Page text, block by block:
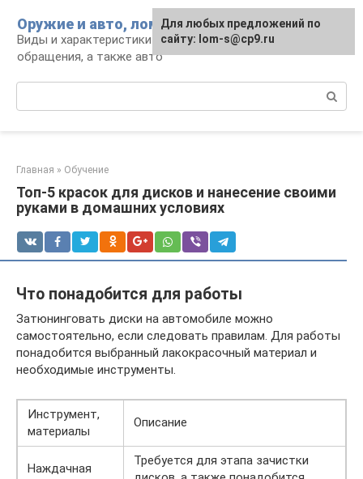
контенту
Оружие и авто, лом для мужика
Виды и характеристики оружия, правила
обращения, а также авто
Главная » Обучение
Топ-5 красок для дисков и нанесение своими
руками в домашних условиях
Что понадобится для работы
Затюнинговать диски на автомобиле можно
самостоятельно, если следовать правилам. Для работы
понадобится выбранный лакокрасочный материал и
необходимые инструменты.
Инструмент,
материалы
Описание
Наждачная
Требуется для этапа зачистки
Для любых предложений по
сайту: lom-s@cp9.ru